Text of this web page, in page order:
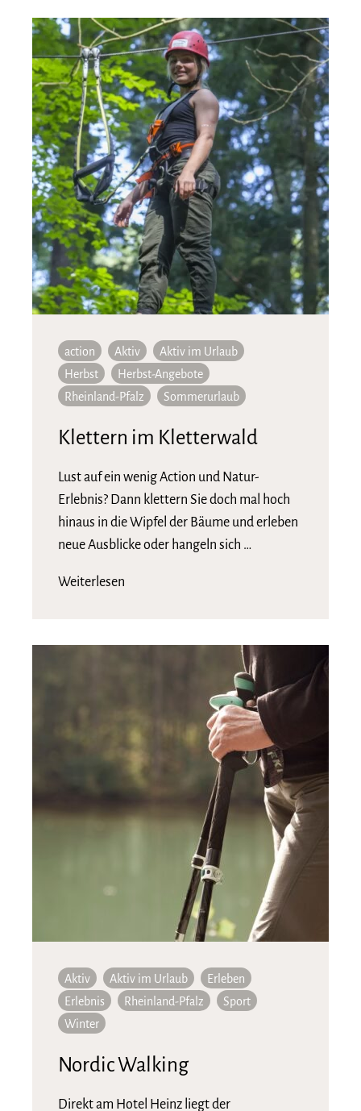
action Aktiv
Aktiv im Urlaub
Herbst
Herbst-Angebote
Rheinland-Pfalz
Sommerurlaub
Klettern im Kletterwald
Lust auf ein wenig Action und Natur-
Erlebnis? Dann klettern Sie doch mal hoch
hinaus in die Wipfel der Bäume und erleben
neue Ausblicke oder hangeln sich …
Weiterlesen
Aktiv Aktiv im Urlaub
Erleben
Erlebnis
Rheinland-Pfalz
Sport
Winter
Nordic Walking
Direkt am Hotel Heinz liegt der